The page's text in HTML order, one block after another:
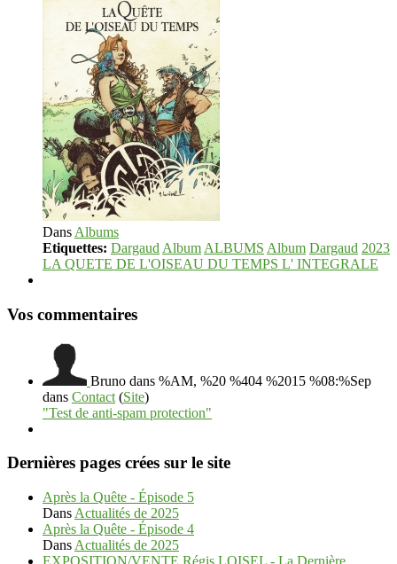
Dans Albums
Etiquettes: Dargaud Album ALBUMS Album Dargaud 2023
LA QUETE DE L'OISEAU DU TEMPS L' INTEGRALE
Vos commentaires
Bruno dans %AM, %20 %404 %2015 %08:%Sep
dans Contact (Site)
"Test de anti-spam protection"
Dernières pages crées sur le site
Après la Quête - Épisode 5
Dans Actualités de 2025
Après la Quête - Épisode 4
Dans Actualités de 2025